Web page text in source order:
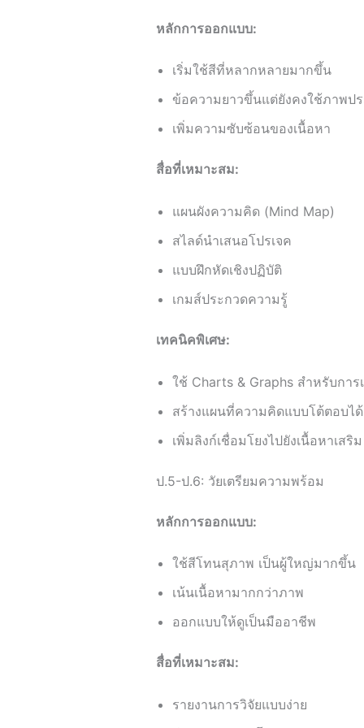
หลักการออกแบบ:
เริ่มใช้สีที่หลากหลายมากขึ้น
เพิ่มความซับซ้อนของเนื้อหา
สื่อที่เหมาะสม:
แผนผังความคิด (Mind Map)
สไลด์นำเสนอโปรเจค
แบบฝึกหัดเชิงปฏิบัติ
เกมส์ประกวดความรู้
เทคนิคพิเศษ:
ใช้ Charts & Graphs สำหรับกา
สร้างแผนที่ความคิดแบบโต้ตอบได้
เพิ่มลิงก์เชื่อมโยงไปยังเนื้อหาเสริม
ป.5-ป.6: วัยเตรียมความพร้อม
หลักการออกแบบ:
ใช้สีโทนสุภาพ เป็นผู้ใหญ่มากขึ้น
เน้นเนื้อหามากกว่าภาพ
ออกแบบให้ดูเป็นมืออาชีพ
สื่อที่เหมาะสม:
รายงานการวิจัยแบบง่าย